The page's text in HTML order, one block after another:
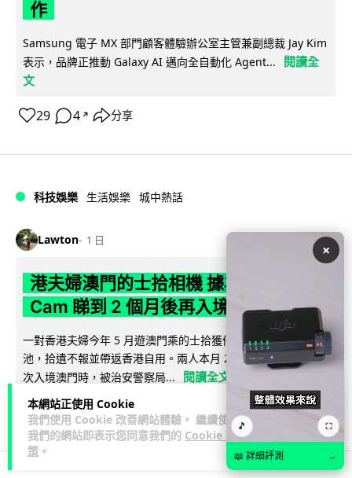
本網站正使用 Cookie
我們使用 Cookie 改善網站體驗。 繼續使用
我們的網站即表示您同意我們的 Cookie 政
策 。
作
Samsung 電子 MX 部門顧客體驗辦公室主管兼副總裁 Jay Kim
表示，品牌正推動 Galaxy AI 邁向全自動化 Agent...
閱讀全
文
29 4 ↗ 分享
科技娛樂 生活娛樂 城中熱話
Lawton 1 日
港夫婦澳門的士拾相機 據為己有被的士
Cam 睇到 2 個月後再入境被捕
一對香港夫婦今年 5 月遊澳門乘的士拾獲他人遺留相機及電
池，拾遺不報並帶返香港自用。兩人本月 2 日經港珠澳大橋再
次入境澳門時，被治安警察局...
閱讀全文
548 75 ↗ 分享
×
🎵 ⛶
📖 詳細評測 →